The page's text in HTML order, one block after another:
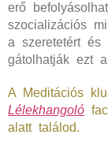
erő
szocializációs
a szeretetért és
gátolhatják ezt
A Meditációs
Lélekhangoló
alatt találod.